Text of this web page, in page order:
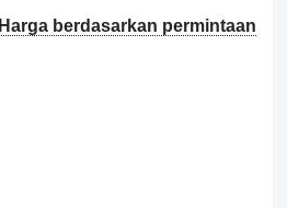
Harga berdasarkan permintaan